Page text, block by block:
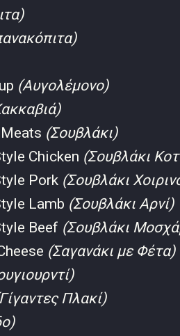
(Αυγολέμονο)
(Σουβλάκι)
Chicken (Σουβλάκι
Pork (Σουβλάκι
Lamb (Σουβλάκι Αρνί)
Beef (Σουβλάκι
(Σαγανάκι με Φέτα)
Πλακί)